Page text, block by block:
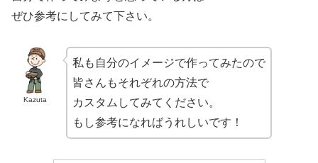
ぜひ参考にしてみて下さい。
Kazuta
私も自分のイメージで作ってみたので
皆さんもそれぞれの方法で
カスタムしてみてください。
もし参考になればうれしいです！